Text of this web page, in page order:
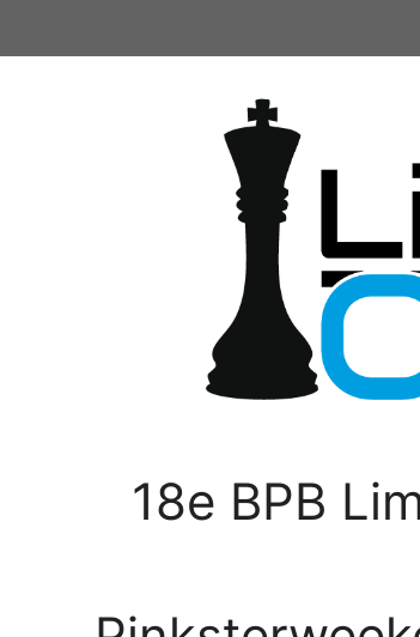
18e BPB